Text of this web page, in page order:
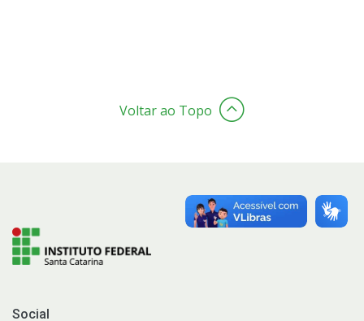
Processo de Inscrição
Voltar ao Topo
Social